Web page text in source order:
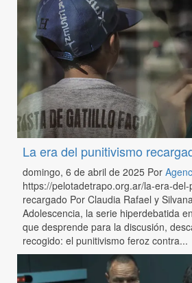
La era del punitivismo
domingo, 6 de abril de 2025 Por
https://pelotadetrapo.org.ar/la-era-del-
recargado Por Claudia Rafael y
Adolescencia, la serie hiperdebatida
que desprende para la discusión,
recogido: el punitivismo feroz contra...